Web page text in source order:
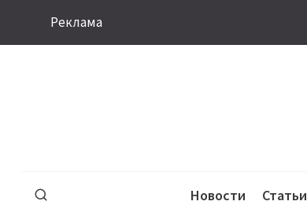
Реклама
Новости Статьи